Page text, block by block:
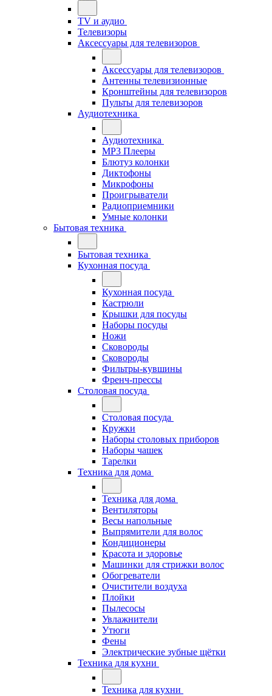
TV и аудио
Телевизоры
Аксессуары для телевизоров
Аксессуары для телевизоров
Антенны телевизионные
Кронштейны для телевизоров
Пульты для телевизоров
Аудиотехника
Аудиотехника
MP3 Плееры
Блютуз колонки
Диктофоны
Микрофоны
Проигрыватели
Радиоприемники
Умные колонки
Бытовая техника
Бытовая техника
Кухонная посуда
Кухонная посуда
Кастрюли
Крышки для посуды
Наборы посуды
Ножи
Сковороды
Сковороды
Фильтры-кувшины
Френч-прессы
Столовая посуда
Столовая посуда
Кружки
Наборы столовых приборов
Наборы чашек
Тарелки
Техника для дома
Техника для дома
Вентиляторы
Весы напольные
Выпрямители для волос
Кондиционеры
Красота и здоровье
Машинки для стрижки волос
Обогреватели
Очистители воздуха
Плойки
Пылесосы
Увлажнители
Утюги
Фены
Электрические зубные щётки
Техника для кухни
Техника для кухни